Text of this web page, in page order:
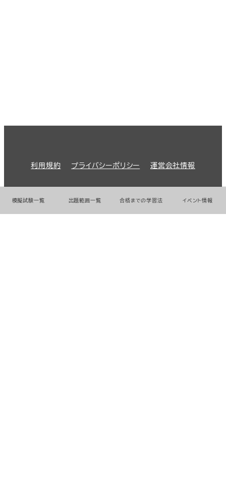
利用規約 プライバシーポリシー 運営会社情報
© 2026 GMO Prime Strategy Co.,Ltd.
模擬試験一覧 出題範囲一覧 合格までの学習法 イベント情報